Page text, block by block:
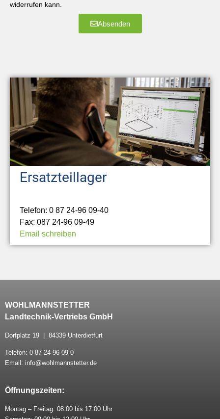
widerrufen kann.
Absenden
Ersatzteillager
Telefon: 0 87 24-96 09-40
Fax: 087 24-96 09-49
Email schreiben
WOHLMANNSTETTER
Landtechnik-Vertriebs GmbH
Dorfplatz 19 | 84339 Unterdietfurt
Telefon: 0 87 24-96 09-0
Email: info@wohlmannstetter.de
Öffnungszeiten:
Montag – Freitag: 08.00 bis 17:00 Uhr